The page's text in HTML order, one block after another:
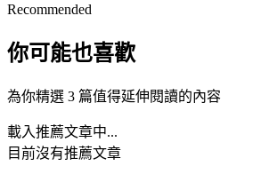
Recommended
你可能也喜歡
為你精選 3 篇值得延伸閱讀的內容
載入推薦文章中...
目前沒有推薦文章